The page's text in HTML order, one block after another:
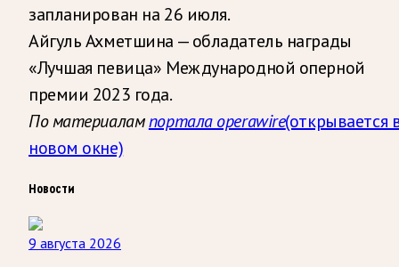
запланирован на 26 июля.
Айгуль Ахметшина — обладатель награды
«Лучшая певица» Международной оперной
премии 2023 года.
По материалампортала operawire(открывается
новом окне)
Новости
9 августа 2026